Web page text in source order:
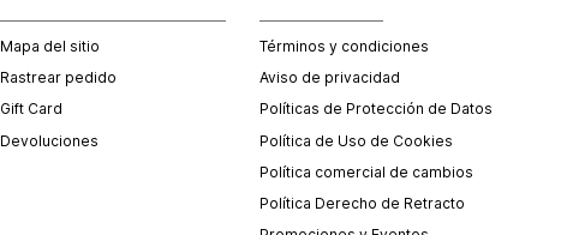
Mapa del sitio
Rastrear pedido
Gift Card
Devoluciones
Términos y condiciones
Aviso de privacidad
Políticas de Protección de Datos
Política de Uso de Cookies
Política comercial de cambios
Política Derecho de Retracto